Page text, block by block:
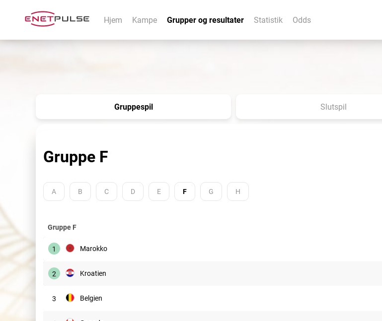
Hjem Kampe Grupper og resultater Statistik Odds
Gruppespil Slutspil
Gruppe F
A B C D E F G H
Gruppe F
1 Marokko
2 Kroatien
3 Belgien